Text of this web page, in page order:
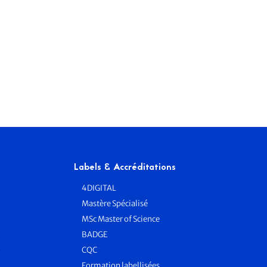
Labels & Accréditations
4DIGITAL
Mastère Spécialisé
MSc Master of Science
BADGE
CQC